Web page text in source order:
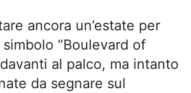
ancora un’estate per
“Boulevard of
al palco, ma intanto
da segnare sul